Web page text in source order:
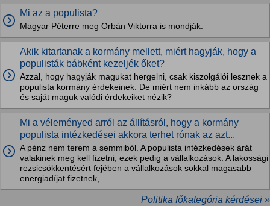
Mi az a populista?
Magyar Péterre meg Orbán Viktorra is mondják.
Akik kitartanak a kormány mellett, miért hagyják, hogy a
populisták bábként kezeljék őket?
Azzal, hogy hagyják magukat hergelni, csak kiszolgálói lesznek a
populista kormány érdekeinek. De miért nem inkább az ország
és saját maguk valódi érdekeiket nézik?
Mi a véleményed arról az állításról, hogy a kormány
populista intézkedései akkora terhet rónak az azt...
A pénz nem terem a semmiből. A populista intézkedések árát
valakinek meg kell fizetni, ezek pedig a vállalkozások. A lakossági
rezsicsökkentésért fejében a vállalkozások sokkal magasabb
energiadíjat fizetnek,...
Politika főkategória kérdései »